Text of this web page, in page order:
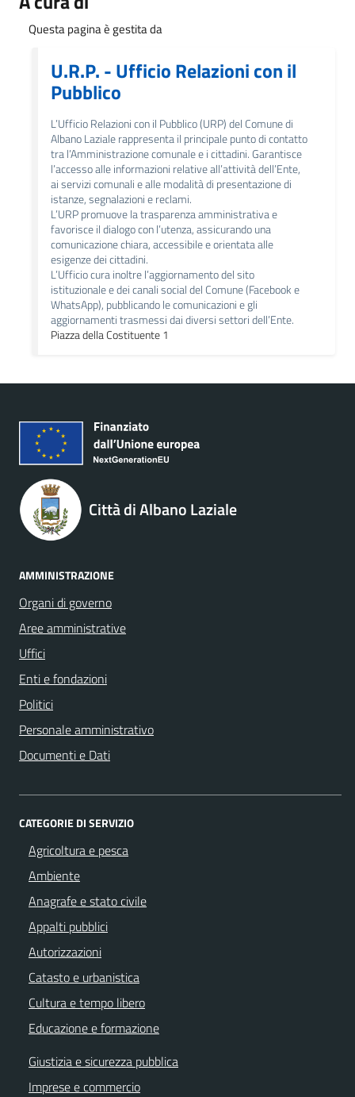
Questa pagina è gestita da
U.R.P. - Ufficio Relazioni con il
Pubblico
L’Ufficio Relazioni con il Pubblico (URP) del Comune di
Albano Laziale rappresenta il principale punto di contatto
tra l’Amministrazione comunale e i cittadini. Garantisce
l’accesso alle informazioni relative all’attività dell’Ente,
ai servizi comunali e alle modalità di presentazione di
istanze, segnalazioni e reclami.
L’URP promuove la trasparenza amministrativa e
favorisce il dialogo con l’utenza, assicurando una
comunicazione chiara, accessibile e orientata alle
esigenze dei cittadini.
L’Ufficio cura inoltre l’aggiornamento del sito
istituzionale e dei canali social del Comune (Facebook e
WhatsApp), pubblicando le comunicazioni e gli
aggiornamenti trasmessi dai diversi settori dell’Ente.
Piazza della Costituente 1
Città di Albano Laziale
AMMINISTRAZIONE
Organi di governo
Aree amministrative
Uffici
Enti e fondazioni
Politici
Personale amministrativo
Documenti e Dati
CATEGORIE DI SERVIZIO
Agricoltura e pesca
Ambiente
Anagrafe e stato civile
Appalti pubblici
Autorizzazioni
Catasto e urbanistica
Cultura e tempo libero
Educazione e formazione
Giustizia e sicurezza pubblica
Imprese e commercio